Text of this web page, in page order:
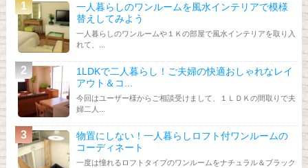
一人暮らしのワンルームを風水インテリアで模様
替えしてみよう
一人暮らしのワンルームや１Ｋの部屋で風水インテリアを取り入
れて、...
1LDKで二人暮らし！ご夫婦の快適おしゃれなレイ
アウト＆コ...
今回はユーザー様からご相談受けまして、１ＬＤＫの間取りで夫
婦二人...
物置にしない！一人暮らしロフト付ワンルームの
コーディネート
一度は憧れるロフトタイプのワンルームをナチュラル＆ブラック